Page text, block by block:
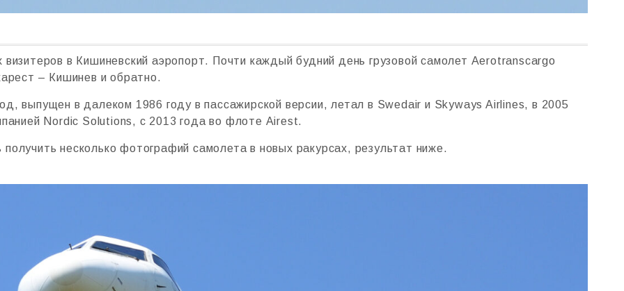
в Кишиневский аэропорт. Почти каждый будний день грузовой самолет Aerotranscargo
– Кишинев и обратно.
выпущен в далеком 1986 году в пассажирской версии, летал в Swedair и Skyways Airlines, в 2005
Nordic Solutions, c 2013 года во флоте Airest.
несколько фотографий самолета в новых ракурсах, результат ниже.